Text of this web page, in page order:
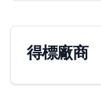
得標廠商